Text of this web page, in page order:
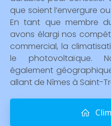
que soient l’envergure
En tant que membre du
avons élargi nos
commercial, la
le photovoltaïque.
également
allant de Nîmes à Saint-